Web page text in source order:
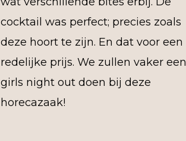
cocktail was perfect; precies zoals
deze hoort te zijn. En dat voor een
redelijke prijs. We zullen vaker een
girls night out doen bij deze
horecazaak!